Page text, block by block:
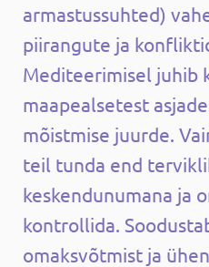
armastussuhted)
piirangute ja
Mediteerimisel juhib
maapealsetest
mõistmise juurde.
teil tunda end
keskendunumana ja
kontrollida.
omaksvõtmist ja